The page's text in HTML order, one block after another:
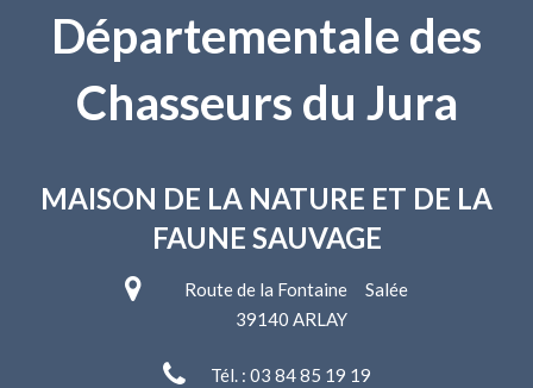
Départementale des
Chasseurs du Jura
MAISON DE LA NATURE ET DE LA
FAUNE SAUVAGE
Route de la Fontaine Salée
39140 ARLAY
Tél. : 03 84 85 19 19